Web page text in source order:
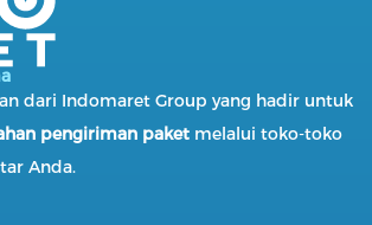
dari Indomaret Group yang hadir untuk
pengiriman paket melalui toko-toko
Anda.